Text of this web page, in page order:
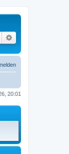
Suche
20:01